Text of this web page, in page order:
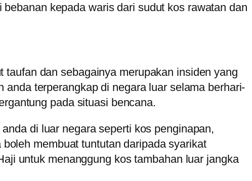
kepada waris dari sudut kos rawatan dan
dan sebagainya merupakan insiden yang
terperangkap di negara luar selama berhari-
pada situasi bencana.
di luar negara seperti kos penginapan,
boleh membuat tuntutan daripada syarikat
untuk menanggung kos tambahan luar jangka